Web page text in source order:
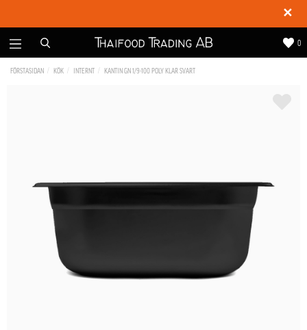
✕
0
FÖRSTASIDAN KÖK INTERNT KANTIN GN 1/9-100 POLY KLAR SVART